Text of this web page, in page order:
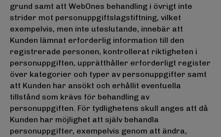
grund samt att WebOnes behandling i övrigt inte
strider mot personuppgiftslagstiftning, vilket
exempelvis, men inte uteslutande, innebär att
Kunden lämnat erforderlig information till den
registrerade personen, kontrollerat riktigheten i
personuppgiften, upprätthåller erforderligt register
över kategorier och typer av personuppgifter samt
att Kunden har ansökt och erhållit eventuella
tillstånd som krävs för behandling av
personuppgiften. För tydlighetens skull anges att då
Kunden har möjlighet att själv behandla
personuppgifter, exempelvis genom att ändra,